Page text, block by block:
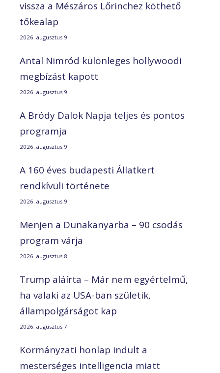
vissza a Mészáros Lőrinchez köthető
tőkealap
2026. augusztus 9.
Antal Nimród különleges hollywoodi
megbízást kapott
2026. augusztus 9.
A Bródy Dalok Napja teljes és pontos
programja
2026. augusztus 9.
A 160 éves budapesti Állatkert
rendkívüli története
2026. augusztus 9.
Menjen a Dunakanyarba – 90 csodás
program várja
2026. augusztus 8.
Trump aláírta – Már nem egyértelmű,
ha valaki az USA-ban születik,
állampolgárságot kap
2026. augusztus 7.
Kormányzati honlap indult a
mesterséges intelligencia miatt